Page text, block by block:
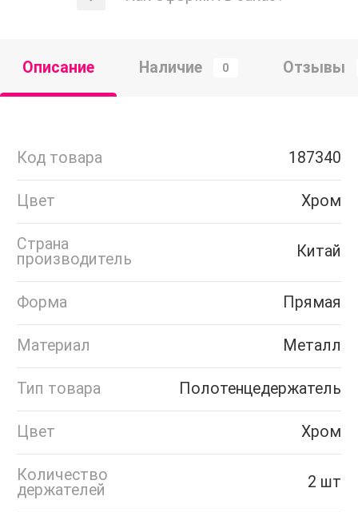
Описание Наличие 0 Отзывы
Код товара 187340
Цвет Хром
Страна
производитель
Китай
Форма Прямая
Материал Металл
Тип товара Полотенцедержатель
Цвет Хром
Количество
держателей
2 шт